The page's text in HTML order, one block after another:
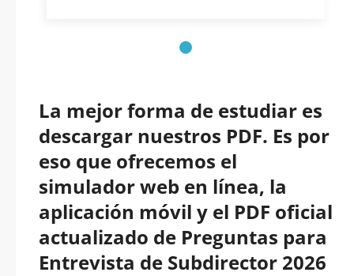
La mejor forma de estudiar es
descargar nuestros PDF. Es por
eso que ofrecemos el
simulador web en línea, la
aplicación móvil y el PDF oficial
actualizado de Preguntas para
Entrevista de Subdirector 2026